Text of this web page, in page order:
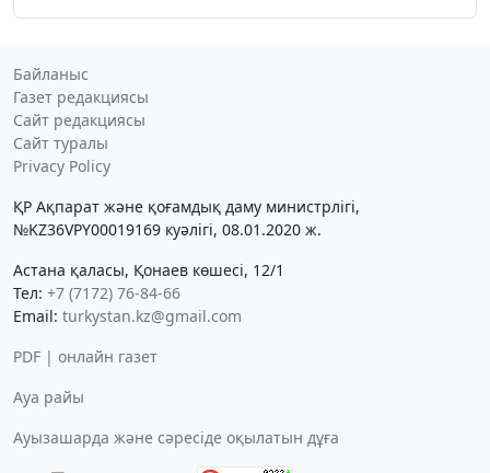
Байланыс
Газет редакциясы
Сайт редакциясы
Сайт туралы
Privacy Policy
ҚР Ақпарат және қоғамдық даму министрлігі,
№KZ36VPY00019169 куәлігі, 08.01.2020 ж.
Астана қаласы, Қонаев көшесі, 12/1
Тел: +7 (7172) 76-84-66
Email: turkystan.kz@gmail.com
PDF | онлайн газет
Ауа райы
Ауызашарда және сәресіде оқылатын дұға